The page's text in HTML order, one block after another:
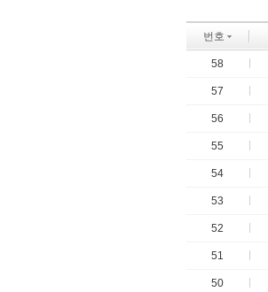
번호
58
57
56
55
54
53
52
51
50